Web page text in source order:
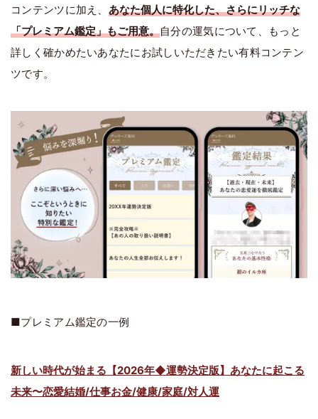
コンテンツに加え、 あなた個人に特化した、さらにリッチな
「プレミアム鑑定」もご用意。自分の運気について、もっと
詳しく確かめたいあなたにお試しいただきたい有料コンテン
ツです。
■プレミアム鑑定の一例
新しい時代が始まる【2026年◆運勢決定版】あなたに起こる
未来〜恋愛結婚/仕事お金/健康/家庭/対人運